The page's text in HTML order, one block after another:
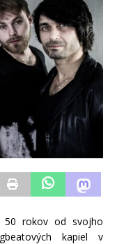
50 rokov od svojho
kapiel v